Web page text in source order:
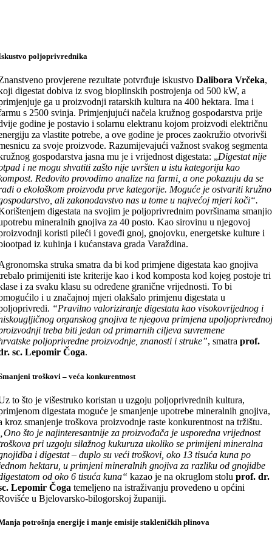
poljoprivrednika
provjerene rezultate potvrđuje iskustvoDalibora Vrčeka,
digestat dobiva iz svog bioplinskih postrojenja od 500 kW, a
ga u proizvodnji ratarskih kultura na 400 hektara. Ima i
s 2500 svinja. Primjenjujući načela kružnog gospodarstva prije
godine je postavio i solarnu elektranu kojom proizvodi električnu
za vlastite potrebe, a ove godine je proces zaokružio otvorivši
za svoje proizvode. Razumijevajući važnost svakog segmenta
gospodarstva jasna mu je i vrijednost digestata: „Digestat nije
i ne mogu shvatiti zašto nije uvršten u istu kategoriju kao
Redovito provodimo analize na farmi, a one pokazuju da se
o ekološkom proizvodu prve kategorije. Moguće je ostvariti kružno
ali zakonodavstvo nas u tome u najvećoj mjeri koči“.
digestata na svojim je poljoprivrednim površinama smanjio
mineralnih gnojiva za 40 posto. Kao sirovinu u njegovoj
koristi pileći i goveđi gnoj, gnojovku, energetske kulture i
iz kuhinja i kućanstava grada Varaždina.
struka smatra da bi kod primjene digestata kao gnojiva
primijeniti iste kriterije kao i kod komposta kod kojeg postoje tri
i za svaku klasu su određene granične vrijednosti. To bi
i u značajnoj mjeri olakšalo primjenu digestata u
“Pravilno valoriziranje digestata kao visokovrijednog i
organskog gnojiva te njegova primjena
treba biti jedan od primarnih ciljeva suvremene
poljoprivredne proizvodnje, znanosti i struke”, smatraprof.
sc. Lepomir Čoga.
troškovi – veća konkurentnost
to što je višestruko koristan u uzgoju poljoprivrednih kultura,
digestata moguće je smanjenje upotrebe mineralnih gnojiva,
kroz smanjenje troškova proizvodnje raste konkurentnost na tržištu.
što je najinteresantnije za proizvođača je usporedna vrijednost
pri uzgoju silažnog kukuruza ukoliko se primijeni mineralna
i digestat – duplo su veći troškovi, oko 13 tisuća kuna po
hektaru, u primjeni mineralnih gnojiva za razliku od gnojidbe
od oko 6 tisuća kuna“kazao je na okruglom stoluprof. dr.
Lepomir Čoga temeljeno na istraživanju provedeno u općini
u Bjelovarsko-bilogorskoj županiji.
potrošnja energije i manje emisije stakleničkih plinova